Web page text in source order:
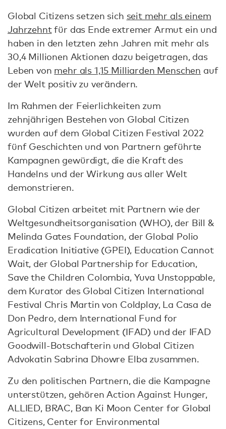
Global Citizens setzen sich seit mehr als einem
Jahrzehntfür das Ende extremer Armut ein und
haben in den letzten zehn Jahren mit mehr als
30,4 Millionen Aktionen dazu beigetragen, das
Leben von mehr als 1,15 Milliarden Menschen auf
der Welt positiv zu verändern.
Im Rahmen der Feierlichkeiten zum
zehnjährigen Bestehen von Global Citizen
wurden auf dem Global Citizen Festival 2022
fünf Geschichten und von Partnern geführte
Kampagnen gewürdigt, die die Kraft des
Handelns und der Wirkung aus aller Welt
demonstrieren.
Global Citizen arbeitet mit Partnern wie der
Weltgesundheitsorganisation (WHO), der Bill &
Melinda Gates Foundation, der Global Polio
Eradication Initiative (GPEI), Education Cannot
Wait, der Global Partnership for Education,
Save the Children Colombia, Yuva Unstoppable,
dem Kurator des Global Citizen International
Festival Chris Martin von Coldplay, La Casa de
Don Pedro, dem International Fund for
Agricultural Development (IFAD) und der IFAD
Goodwill-Botschafterin und Global Citizen
Advokatin Sabrina Dhowre Elba zusammen.
Zu den politischen Partnern, die die Kampagne
unterstützen, gehören Action Against Hunger,
ALLIED, BRAC, Ban Ki Moon Center for Global
Citizens, Center for Environmental